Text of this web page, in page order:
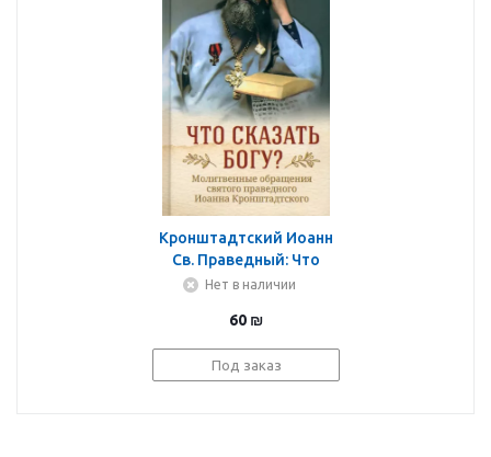
Кронштадтский Иоанн
Св. Праведный: Что
сказать Богу?
обращения святого
праведного Иоанна
Кронштадтского
Нет в наличии
60 ₪
Под заказ